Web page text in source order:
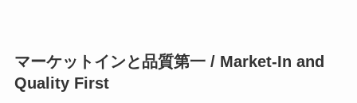
マーケットインと品質第一 / Market-In and
Quality First